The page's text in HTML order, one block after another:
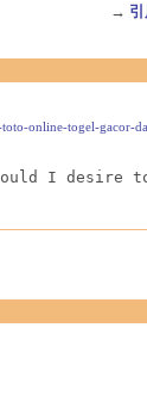
→
online-togel-gacor-
to